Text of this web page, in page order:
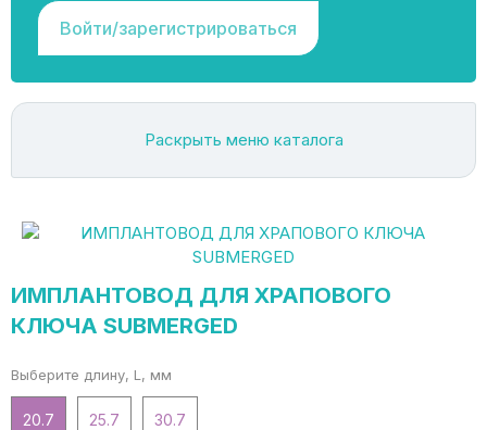
Войти/зарегистрироваться
Раскрыть меню каталога
ИМПЛАНТОВОД ДЛЯ ХРАПОВОГО
КЛЮЧА SUBMERGED
Выберите длину, L, мм
20.7 25.7 30.7